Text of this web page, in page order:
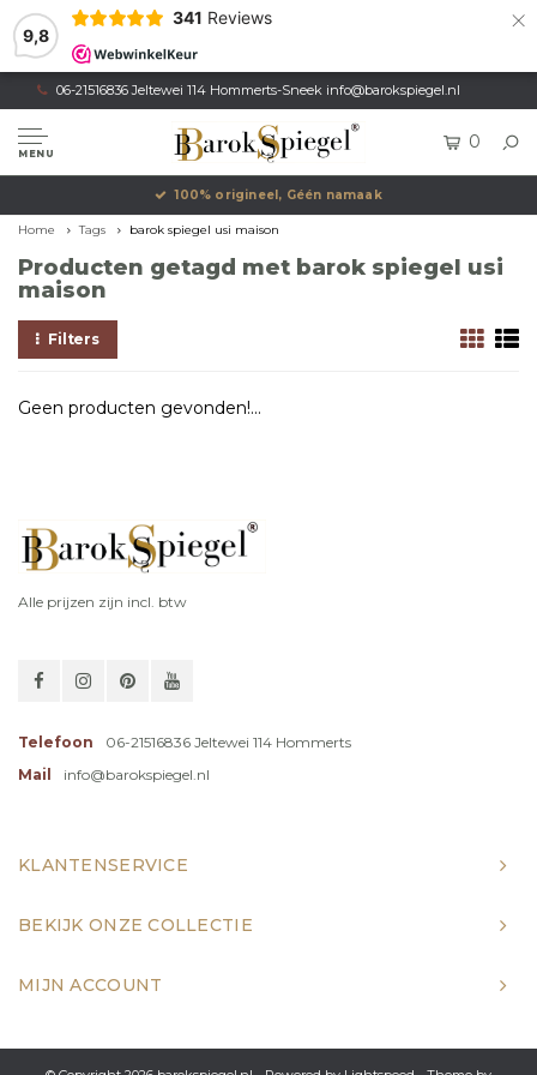
9,8
341 Reviews ×
06-21516836 Jeltewei 114 Hommerts-Sneek info@barokspiegel.nl
MENU
0
100% origineel, Géén namaak
Home Tags barok spiegel usi maison
Producten getagd met barok spiegel usi
maison
Filters
Geen producten gevonden!...
Alle prijzen zijn incl. btw
Telefoon
06-21516836 Jeltewei 114 Hommerts
Mail
info@barokspiegel.nl
KLANTENSERVICE
BEKIJK ONZE COLLECTIE
MIJN ACCOUNT